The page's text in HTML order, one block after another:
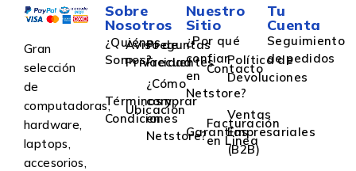
Gran
selección
de
computadoras,
hardware,
laptops,
accesorios,
Sobre
Nosotros
¿Quiénes
Somos?
Aviso de
Privacidad
Preguntas
Frecuentes
Términos y
Condiciones
Ubicación
¿Cómo
comprar
en
Netstore?
Nuestro
Sitio
¿Por qué
confiar
en
Netstore?
Contacto
Política de
Devoluciones
Garantías
Facturación
en Linea
Ventas
Empresariales
(B2B)
Tu
Cuenta
Seguimiento
de pedidos